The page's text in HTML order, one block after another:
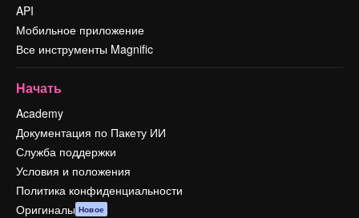
API
Мобильное приложение
Все инструменты Magnific
Начать
Academy
Документация по Пакету ИИ
Служба поддержки
Условия и положения
Политика конфиденциальности
Оригиналы Новое